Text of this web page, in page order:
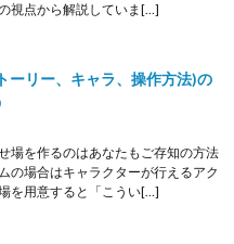
視点から解説していま[…]
ーリー、キャラ、操作方法)の
場を作るのはあなたもご存知の方法
の場合はキャラクターが行えるアク
を用意すると「こうい[…]